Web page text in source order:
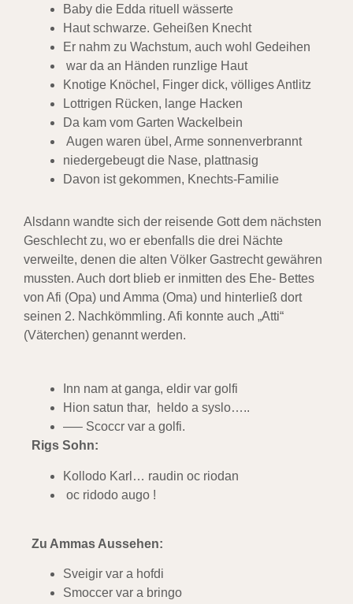
Baby die Edda rituell wässerte
Haut schwarze. Geheißen Knecht
Er nahm zu Wachstum, auch wohl Gedeihen
war da an Händen runzlige Haut
Knotige Knöchel, Finger dick, völliges Antlitz
Lottrigen Rücken, lange Hacken
Da kam vom Garten Wackelbein
Augen waren übel, Arme sonnenverbrannt
niedergebeugt die Nase, plattnasig
Davon ist gekommen, Knechts-Familie
Alsdann wandte sich der reisende Gott dem nächsten
Geschlecht zu, wo er ebenfalls die drei Nächte
verweilte, denen die alten Völker Gastrecht gewähren
mussten. Auch dort blieb er inmitten des Ehe- Bettes
von Afi (Opa) und Amma (Oma) und hinterließ dort
seinen 2. Nachkömmling. Afi konnte auch „Atti“
(Väterchen) genannt werden.
Inn nam at ganga, eldir var golfi
Hion satun thar, heldo a syslo…..
—– Scoccr var a golfi.
Rigs Sohn:
Kollodo Karl… raudin oc riodan
oc ridodo augo !
Zu Ammas Aussehen:
Sveigir var a hofdi
Smoccer var a bringo